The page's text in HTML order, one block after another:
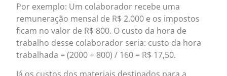
Por exemplo: Um colaborador recebe uma
remuneração mensal de R$ 2.000 e os impostos
ficam no valor de R$ 800. O custo da hora de
trabalho desse colaborador seria: custo da hora
trabalhada = (2000 + 800) / 160 = R$ 17,50.